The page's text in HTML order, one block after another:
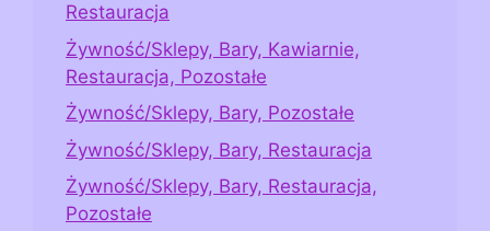
Restauracja
Żywność/Sklepy, Bary, Kawiarnie,
Restauracja, Pozostałe
Żywność/Sklepy, Bary, Pozostałe
Żywność/Sklepy, Bary, Restauracja
Żywność/Sklepy, Bary, Restauracja,
Pozostałe